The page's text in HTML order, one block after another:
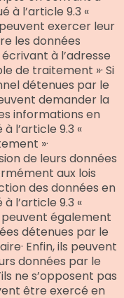
à l’article 9.3 «
exercer leur
les données
à l’adresse
de traitement »· Si
détenues par le
demander la
informations en
l’article 9.3 «
»·
de leurs données
aux lois
des données en
l’article 9.3 «
peuvent également
détenues par le
Enfin, ils peuvent
données par le
ne s’opposent pas
être exercé en